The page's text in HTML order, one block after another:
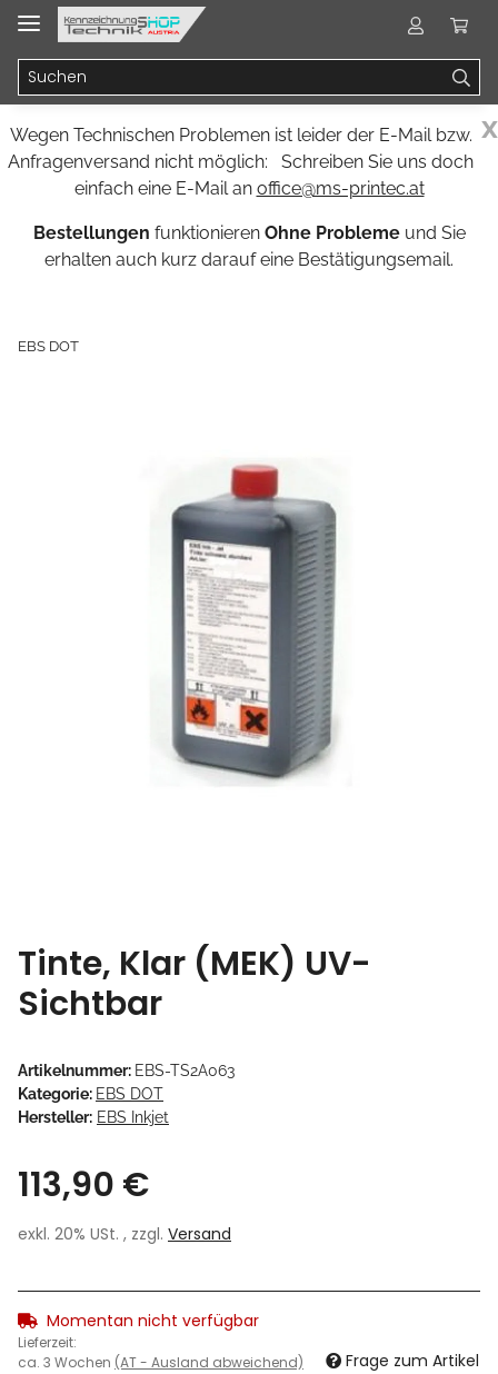
x
Wegen Technischen Problemen ist leider der E-Mail bzw.
Anfragenversand nicht möglich: Schreiben Sie uns doch
einfach eine E-Mail an office@ms-printec.at
Bestellungen funktionieren Ohne Problemeund Sie
erhalten auch kurz darauf eine Bestätigungsemail.
EBS DOT
Tinte, Klar (MEK) UV-
Sichtbar
Artikelnummer: EBS-TS2A063
Kategorie: EBS DOT
Hersteller: EBS Inkjet
113,90 €
exkl. 20% USt. , zzgl. Versand
Momentan nicht verfügbar
Lieferzeit:
ca. 3 Wochen (AT - Ausland abweichend) Frage zum Artikel